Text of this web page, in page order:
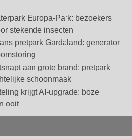
Europa-Park: bezoekers
stekende insecten
pretpark Gardaland: generator
aan grote brand: pretpark
schoonmaak
krijgt AI-upgrade: boze
ooit